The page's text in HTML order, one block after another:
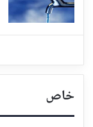
خاص